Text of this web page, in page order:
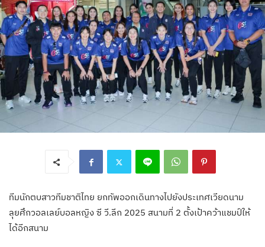
ทีมนักตบสาวทีมชาติไทย ยกทัพออกเดินทางไปยังประเทศเวียดนาม
ลุยศึกวอลเลย์บอลหญิง ซี วี.ลีก 2025 สนามที่ 2 ตั้งเป้าคว้าแชมป์ให้
ได้อีกสนาม